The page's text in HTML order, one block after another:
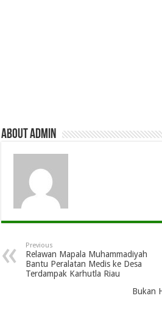
About admin
Previous
Relawan Mapala Muhammadiyah
Bantu Peralatan Medis ke Desa
Terdampak Karhutla Riau
Bukan